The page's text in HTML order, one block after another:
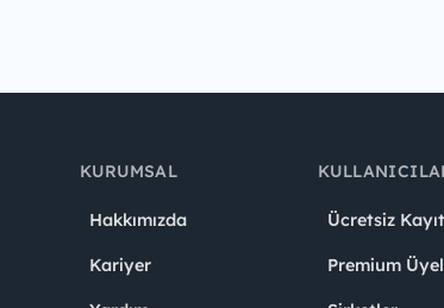
KURUMSAL
Hakkımızda
Kariyer
Ücretsiz
Premium